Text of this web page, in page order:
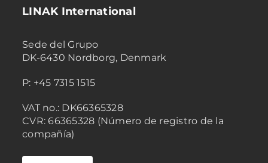
LINAK International
Sede del Grupo
DK-6430 Nordborg, Denmark
P: +45 7315 1515
VAT no.: DK66365328
CVR: 66365328 (Número de registro de la
compañía)